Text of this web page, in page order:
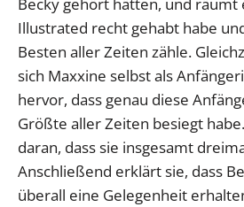
Illustrated recht gehabt habe
Besten aller Zeiten zähle.
sich Maxxine selbst als
hervor, dass genau diese
Größte aller Zeiten besiegt
daran, dass sie insgesamt
Anschließend erklärt sie, dass
überall eine Gelegenheit